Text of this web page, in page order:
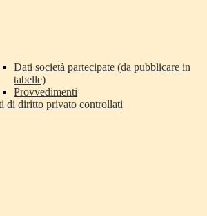
Dati società partecipate (da pubblicare in
tabelle)
Provvedimenti
di diritto privato controllati